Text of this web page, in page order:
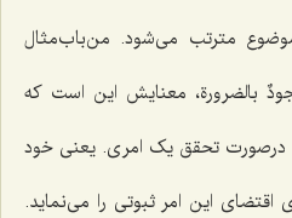
مترتب می‌شود. من‌باب‌مثال
بالضرورة، معنایش این است که
درصورت تحقق یک امری. یعنی خود
اقتضای این امر ثبوتی را می‌نماید.